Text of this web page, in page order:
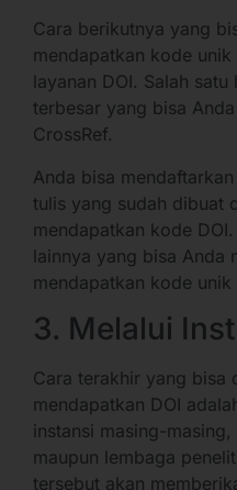
Cara berikutnya yang
mendapatkan kode
layanan DOI. Salah
terbesar yang bisa
CrossRef.
Anda bisa
tulis yang sudah dibuat
mendapatkan kode
lainnya yang bisa Anda
mendapatkan kode
3. Melalui
Cara terakhir yang bisa
mendapatkan DOI
instansi masing-
maupun lembaga
tersebut akan